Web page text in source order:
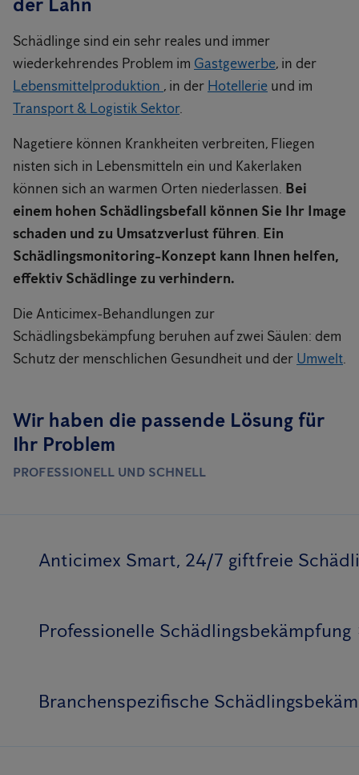
Schädlinge sind ein sehr reales und immer
wiederkehrendes Problem im Gastgewerbe, in der
Lebensmittelproduktion , in der Hotellerie und im
Transport & Logistik Sektor.
Nagetiere können Krankheiten verbreiten, Fliegen
nisten sich in Lebensmitteln ein und Kakerlaken
können sich an warmen Orten niederlassen. Bei
einem hohen Schädlingsbefall können Sie Ihr Image
schaden und zu Umsatzverlust führen. Ein
Schädlingsmonitoring-Konzept kann Ihnen helfen,
effektiv Schädlinge zu verhindern.
Die Anticimex-Behandlungen zur
Schädlingsbekämpfung beruhen auf zwei Säulen: dem
Schutz der menschlichen Gesundheit und der Umwelt.
Wir haben die passende Lösung für
Ihr Problem
PROFESSIONELL UND SCHNELL
Anticimex Smart, 24/7 giftfreie
Professionelle Schädlingsbekämpfung
Branchenspezifische